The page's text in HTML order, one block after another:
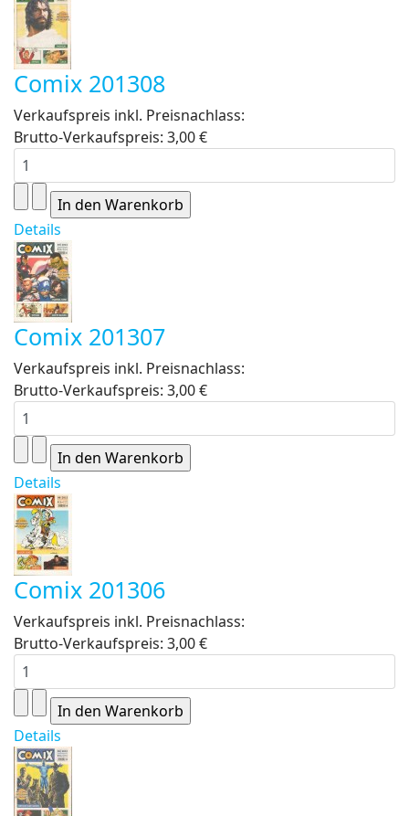
Comix 201308
Verkaufspreis inkl. Preisnachlass:
Brutto-Verkaufspreis: 3,00 €
Details
Comix 201307
Verkaufspreis inkl. Preisnachlass:
Brutto-Verkaufspreis: 3,00 €
Details
Comix 201306
Verkaufspreis inkl. Preisnachlass:
Brutto-Verkaufspreis: 3,00 €
Details